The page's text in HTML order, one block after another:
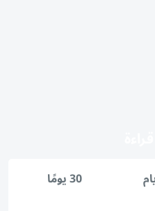
30 يومًا